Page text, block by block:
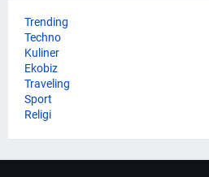
Trending
Techno
Kuliner
Ekobiz
Traveling
Sport
Religi